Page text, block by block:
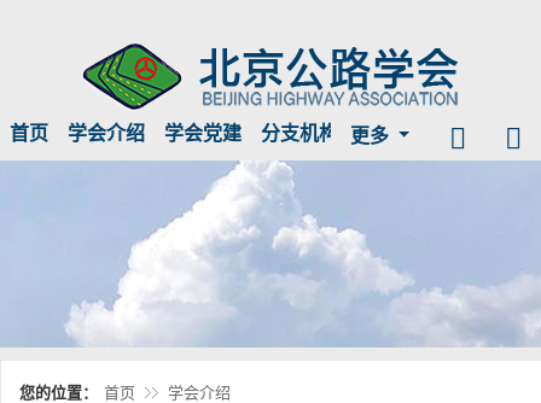
首页 学会介绍 学会党建 分支机构 临时公示 信息公开
更多
您的位置： 首页 学会介绍